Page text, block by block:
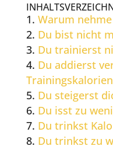
Warum
Du bist nicht
Du trainierst
Du addierst
Trainingskalorien
Du steigerst
Du isst zu
Du trinkst
Du trinkst zu